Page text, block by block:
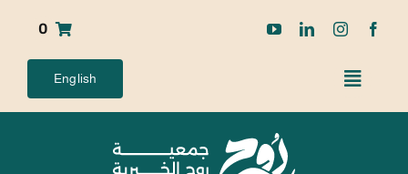
0
English